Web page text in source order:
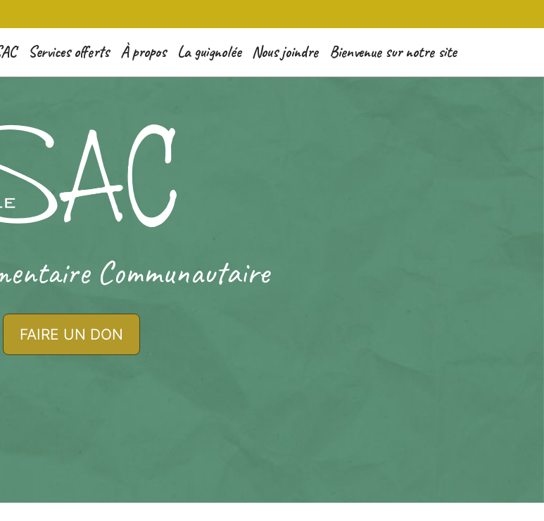
Services offerts À propos La guignolée Nous joindre Bienvenue sur notre site
Communautaire
FAIRE UN DON